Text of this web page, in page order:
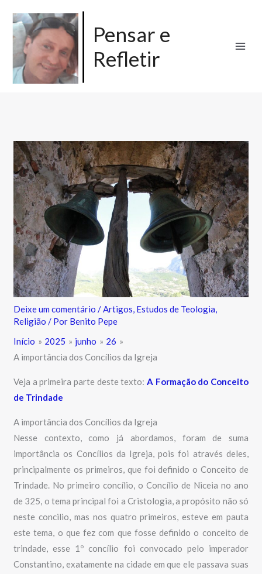
para
conteúdo
Pensar e
Refletir
Deixe um comentário /Artigos, Estudos de Teologia,
Religião / Por Benito Pepe
Início
2025 junho
26
A importância dos Concílios da Igreja
Veja a primeira parte deste texto: A Formação do Conceito
de Trindade
A importância dos Concílios da Igreja
Nesse contexto, como já abordamos, foram de suma
importância os Concílios da Igreja, pois foi através deles,
principalmente os primeiros, que foi definido o Conceito de
Trindade. No primeiro concílio, o Concílio de Niceia no ano
de 325, o tema principal foi a Cristologia, a propósito não só
neste concilio, mas nos quatro primeiros, esteve em pauta
este tema, o que fez com que fosse definido o conceito de
trindade, esse 1º concílio foi convocado pelo imperador
Constantino, exatamente na cidade em que ele passava suas